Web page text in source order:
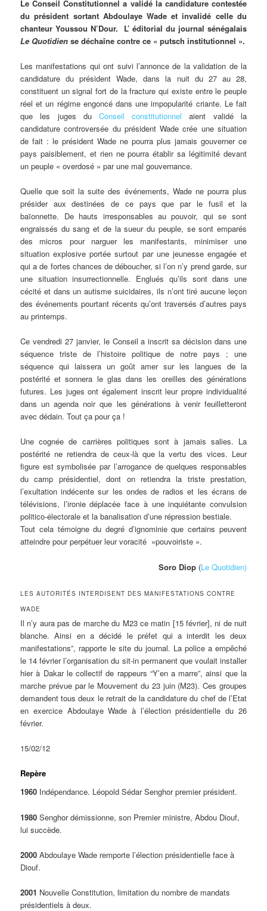
Le Conseil Constitutionnel a validé la candidature contestée
du président sortant Abdoulaye Wade et invalidé celle du
chanteur Youssou N’Dour. L’ éditorial du journal sénégalais
Le Quotidien se déchaîne contre ce « putsch institutionnel ».
Les manifestations qui ont suivi l’annonce de la validation de la
candidature du président Wade, dans la nuit du 27 au 28,
constituent un signal fort de la fracture qui existe entre le peuple
réel et un régime engoncé dans une impopularité criante. Le fait
que les juges du Conseil constitutionnelaient validé la
candidature controversée du président Wade crée une situation
de fait : le président Wade ne pourra plus jamais gouverner ce
pays paisiblement, et rien ne pourra établir sa légitimité devant
un peuple « overdosé » par une mal gouvernance.
Quelle que soit la suite des événements, Wade ne pourra plus
présider aux destinées de ce pays que par le fusil et la
baïonnette. De hauts irresponsables au pouvoir, qui se sont
engraissés du sang et de la sueur du peuple, se sont emparés
des micros pour narguer les manifestants, minimiser une
situation explosive portée surtout par une jeunesse engagée et
qui a de fortes chances de déboucher, si l’on n’y prend garde, sur
une situation insurrectionnelle. Englués qu’ils sont dans une
cécité et dans un autisme suicidaires, ils n’ont tiré aucune leçon
des événements pourtant récents qu’ont traversés d’autres pays
au printemps.
Ce vendredi 27 janvier, le Conseil a inscrit sa décision dans une
séquence triste de l’histoire politique de notre pays ; une
séquence qui laissera un goût amer sur les langues de la
postérité et sonnera le glas dans les oreilles des générations
futures. Les juges ont également inscrit leur propre individualité
dans un agenda noir que les générations à venir feuilletteront
avec dédain. Tout ça pour ça !
Une cognée de carrières politiques sont à jamais salies. La
postérité ne retiendra de ceux-là que la vertu des vices. Leur
figure est symbolisée par l’arrogance de quelques responsables
du camp présidentiel, dont on retiendra la triste prestation,
l’exultation indécente sur les ondes de radios et les écrans de
télévisions, l’ironie déplacée face à une inquiétante convulsion
politico-électorale et la banalisation d’une répression bestiale.
Tout cela témoigne du degré d’ignominie que certains peuvent
atteindre pour perpétuer leur voracité »pouvoiriste ».
Soro Diop(Le Quotidien)
LES AUTORITÉS INTERDISENT DES MANIFESTATIONS CONTRE
WADE
Il n’y aura pas de marche du M23 ce matin [15 février], ni de nuit
blanche. Ainsi en a décidé le préfet qui a interdit les deux
manifestations”, rapporte le site du journal. La police a empêché
le 14 février l’organisation du sit-in permanent que voulait installer
hier à Dakar le collectif de rappeurs “Y’en a marre”, ainsi que la
marche prévue par le Mouvement du 23 juin (M23). Ces groupes
demandent tous deux le retrait de la candidature du chef de l’Etat
en exercice Abdoulaye Wade à l’élection présidentielle du 26
février.
15/02/12
Repère
1960 Indépendance. Léopold Sédar Senghor premier président.
1980 Senghor démissionne, son Premier ministre, Abdou Diouf,
lui succède.
2000 Abdoulaye Wade remporte l’élection présidentielle face à
Diouf.
2001 Nouvelle Constitution, limitation du nombre de mandats
présidentiels à deux.